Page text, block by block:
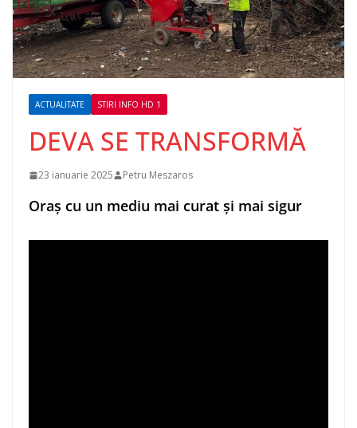
ACTUALITATE STIRI INFO HD 1
DEVA SE TRANSFORMĂ
23 ianuarie 2025 Petru Meszaros
Oraș cu un mediu mai curat și mai sigur